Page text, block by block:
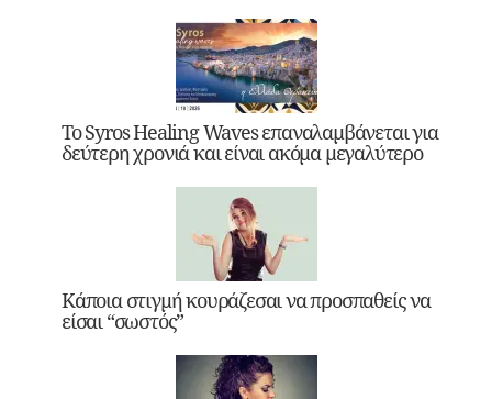
Το Syros Healing Waves επαναλαμβάνεται για
δεύτερη χρονιά και είναι ακόμα μεγαλύτερο
Κάποια στιγμή κουράζεσαι να προσπαθείς να
είσαι “σωστός”